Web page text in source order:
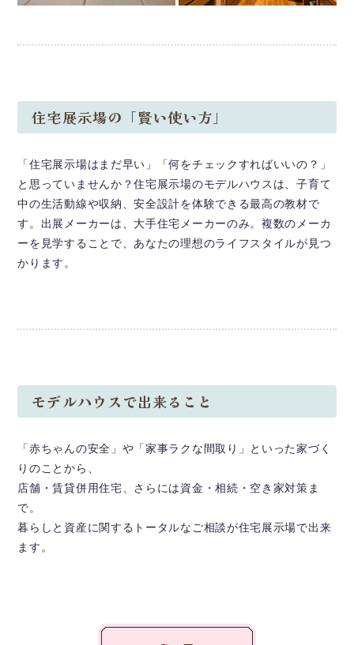
住宅展示場の「賢い使い方」
「住宅展示場はまだ早い」「何をチェックすればいいの？」
と思っていませんか？住宅展示場のモデルハウスは、子育て
中の生活動線や収納、安全設計を体験できる最高の教材で
す。出展メーカーは、大手住宅メーカーのみ。複数のメーカ
ーを見学することで、あなたの理想のライフスタイルが見つ
かります。
モデルハウスで出来ること
「赤ちゃんの安全」や「家事ラクな間取り」といった家づく
りのことから、
店舗・賃貸併用住宅、さらには資金・相続・空き家対策ま
で。
暮らしと資産に関するトータルなご相談が住宅展示場で出来
ます。